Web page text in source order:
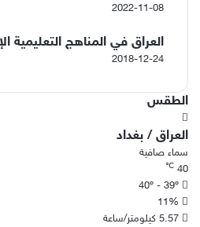
2022-11-08
العراق في المناهج التعليمية
2018-12-24
الطقس
العراق / بغداد
سماء صافية
40
℃
11%
5.57 كيلومتر/ساعة